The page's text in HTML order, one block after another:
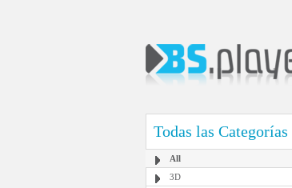
Todas las Categorías
All
3D